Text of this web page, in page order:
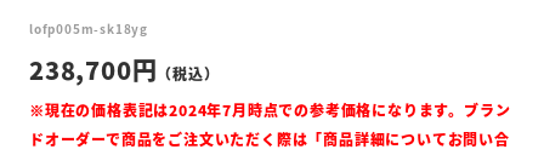
lofp005m-sk18yg
238,700